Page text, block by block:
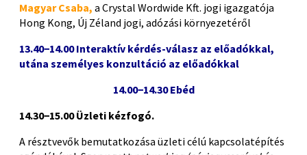
Magyar Csaba, a Crystal Wordwide Kft. jogi igazgatója
Hong Kong, Új Zéland jogi, adózási környezetéről
13.40−14.00 Interaktív kérdés-válasz az előadókkal,
utána személyes konzultáció az előadókkal
14.00−14.30 Ebéd
14.30−15.00 Üzleti kézfogó.
A résztvevők bemutatkozása üzleti célú kapcsolatépítés